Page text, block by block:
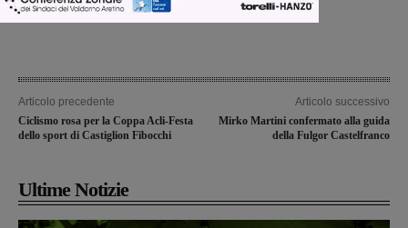
Articolo precedente
Ciclismo rosa per la Coppa Acli-Festa
dello sport di Castiglion Fibocchi
Articolo successivo
Mirko Martini confermato alla guida
della Fulgor Castelfranco
Ultime Notizie